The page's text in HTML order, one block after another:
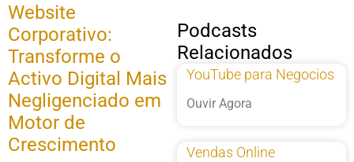
Website
Corporativo:
Transforme o
Activo Digital Mais
Negligenciado em
Motor de
Crescimento
Podcasts
Relacionados
YouTube para Negocios
Ouvir Agora
Vendas Online